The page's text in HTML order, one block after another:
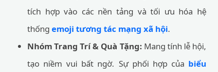
tích hợp vào các nền tảng và tối ưu hóa hệ
thống emoji tương tác mạng xã hội.
Nhóm Trang Trí & Quà Tặng: Mang tính lễ hội,
tạo niềm vui bất ngờ. Sự phối hợp của biểu